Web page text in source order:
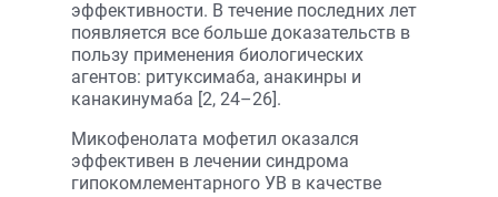
эффективности. В течение последних лет
появляется все больше доказательств в
пользу применения биологических
агентов: ритуксимаба, анакинры и
канакинумаба [2, 24–26].
Микофенолата мофетил оказался
эффективен в лечении синдрома
гипокомлементарного УВ в качестве